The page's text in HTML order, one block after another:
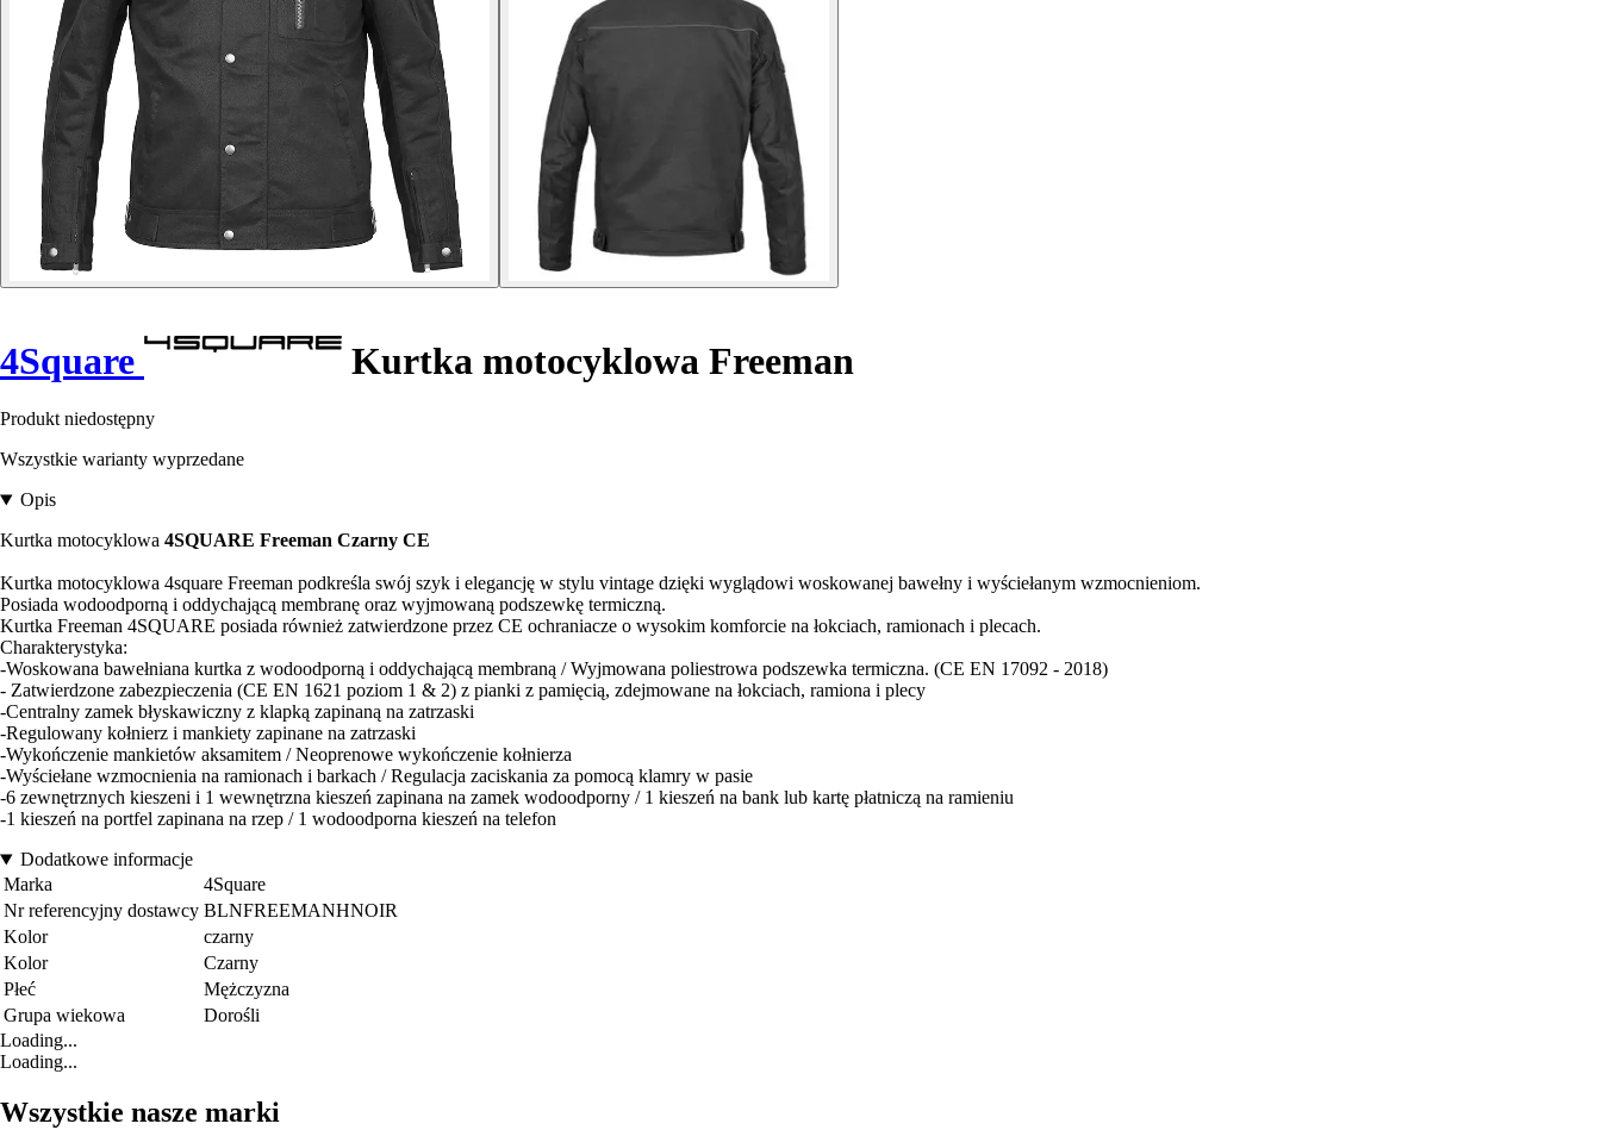
4Square Kurtka motocyklowa Freeman
Produkt niedostępny
Wszystkie warianty wyprzedane
Opis
Kurtka motocyklowa 4SQUARE Freeman Czarny CE
Kurtka motocyklowa 4square Freeman podkreśla swój szyk i elegancję w stylu vintage dzięki wyglądowi woskowanej bawełny i wyściełanym wzmocnieniom.
Posiada wodoodporną i oddychającą membranę oraz wyjmowaną podszewkę termiczną.
Kurtka Freeman 4SQUARE posiada również zatwierdzone przez CE ochraniacze o wysokim komforcie na łokciach, ramionach i plecach.
Charakterystyka:
-Woskowana bawełniana kurtka z wodoodporną i oddychającą membraną / Wyjmowana poliestrowa podszewka termiczna. (CE EN 17092 - 2018)
- Zatwierdzone zabezpieczenia (CE EN 1621 poziom 1 & 2) z pianki z pamięcią, zdejmowane na łokciach, ramiona i plecy
-Centralny zamek błyskawiczny z klapką zapinaną na zatrzaski
-Regulowany kołnierz i mankiety zapinane na zatrzaski
-Wykończenie mankietów aksamitem / Neoprenowe wykończenie kołnierza
-Wyściełane wzmocnienia na ramionach i barkach / Regulacja zaciskania za pomocą klamry w pasie
-6 zewnętrznych kieszeni i 1 wewnętrzna kieszeń zapinana na zamek wodoodporny / 1 kieszeń na bank lub kartę płatniczą na ramieniu
-1 kieszeń na portfel zapinana na rzep / 1 wodoodporna kieszeń na telefon
Dodatkowe informacje
Marka
4Square
Nr referencyjny dostawcy BLNFREEMANHNOIR
Kolor
czarny
Kolor
Czarny
Płeć
Mężczyzna
Grupa wiekowa
Dorośli
Loading...
Loading...
Wszystkie nasze marki